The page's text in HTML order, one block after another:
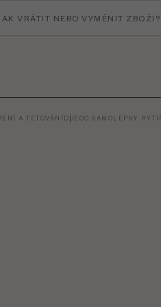
VRÁTIT NEBO VYMĚNIT ZBOŽÍ?
A TETOVÁNÍ DJECO SAMOLEPKY